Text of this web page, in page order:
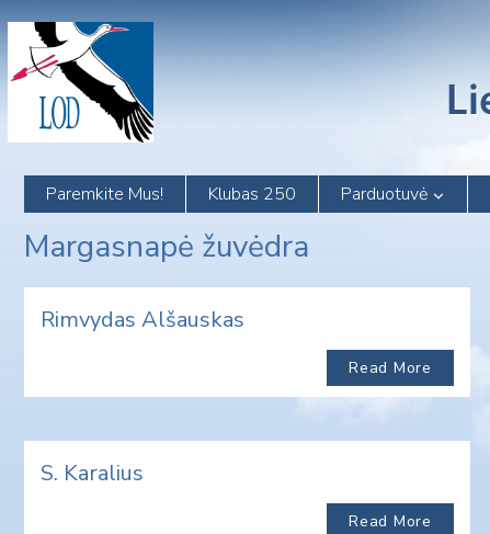
content
Paremkite Mus! Klubas 250 Parduotuvė
Margasnapė žuvėdra
Rimvydas Alšauskas
Read More
S. Karalius
Read More